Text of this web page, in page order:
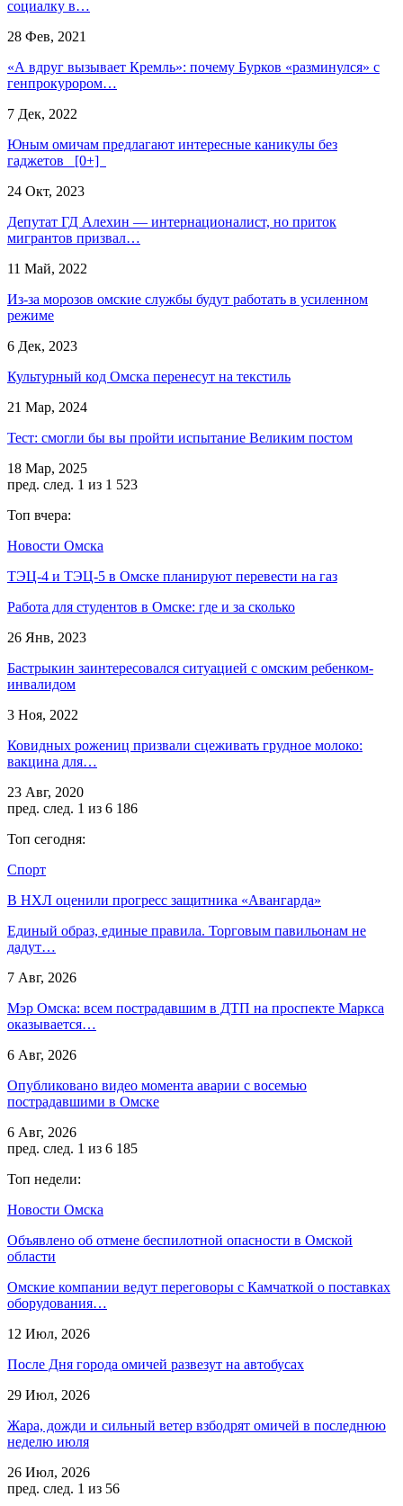
социалку в…
28 Фев, 2021
«А вдруг вызывает Кремль»: почему Бурков «разминулся» с
генпрокурором…
7 Дек, 2022
Юным омичам предлагают интересные каникулы без
гаджетов [0+]
24 Окт, 2023
Депутат ГД Алехин — интернационалист, но приток
мигрантов призвал…
11 Май, 2022
Из-за морозов омские службы будут работать в усиленном
режиме
6 Дек, 2023
Культурный код Омска перенесут на текстиль
21 Мар, 2024
Тест: смогли бы вы пройти испытание Великим постом
18 Мар, 2025
пред. след. 1 из 1 523
Топ вчера:
Новости Омска
ТЭЦ-4 и ТЭЦ-5 в Омске планируют перевести на газ
Работа для студентов в Омске: где и за сколько
26 Янв, 2023
Бастрыкин заинтересовался ситуацией с омским ребенком-
инвалидом
3 Ноя, 2022
Ковидных рожениц призвали сцеживать грудное молоко:
вакцина для…
23 Авг, 2020
пред. след. 1 из 6 186
Топ сегодня:
Спорт
В НХЛ оценили прогресс защитника «Авангарда»
Единый образ, единые правила. Торговым павильонам не
дадут…
7 Авг, 2026
Мэр Омска: всем пострадавшим в ДТП на проспекте Маркса
оказывается…
6 Авг, 2026
Опубликовано видео момента аварии с восемью
пострадавшими в Омске
6 Авг, 2026
пред. след. 1 из 6 185
Топ недели:
Новости Омска
Объявлено об отмене беспилотной опасности в Омской
области
Омские компании ведут переговоры с Камчаткой о поставках
оборудования…
12 Июл, 2026
После Дня города омичей развезут на автобусах
29 Июл, 2026
Жара, дожди и сильный ветер взбодрят омичей в последнюю
неделю июля
26 Июл, 2026
пред. след. 1 из 56